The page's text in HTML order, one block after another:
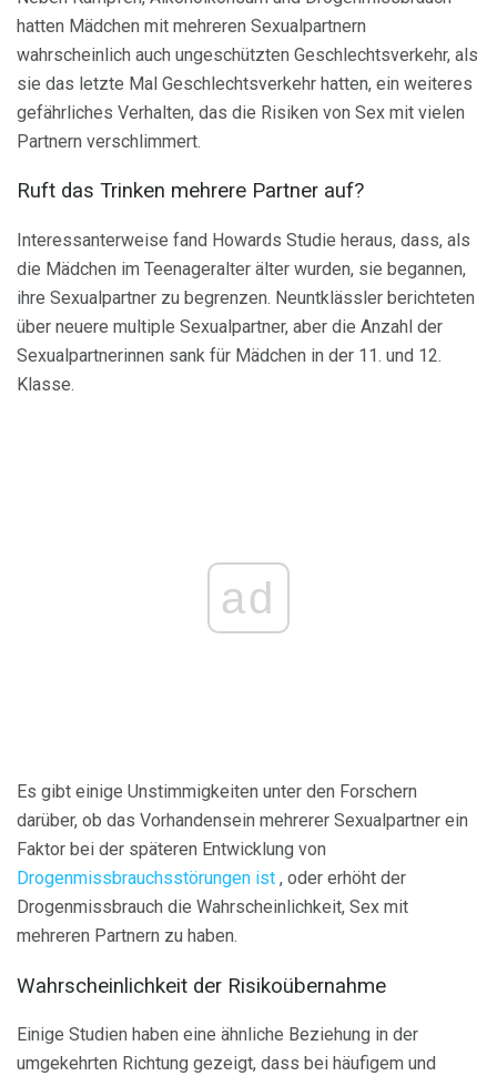
hatten Mädchen mit mehreren Sexualpartnern
wahrscheinlich auch ungeschützten Geschlechtsverkehr, als
sie das letzte Mal Geschlechtsverkehr hatten, ein weiteres
gefährliches Verhalten, das die Risiken von Sex mit vielen
Partnern verschlimmert.
Ruft das Trinken mehrere Partner auf?
Interessanterweise fand Howards Studie heraus, dass, als
die Mädchen im Teenageralter älter wurden, sie begannen,
ihre Sexualpartner zu begrenzen. Neuntklässler berichteten
über neuere multiple Sexualpartner, aber die Anzahl der
Sexualpartnerinnen sank für Mädchen in der 11. und 12.
Klasse.
ad
Es gibt einige Unstimmigkeiten unter den Forschern
darüber, ob das Vorhandensein mehrerer Sexualpartner ein
Faktor bei der späteren Entwicklung von
Drogenmissbrauchsstörungen ist , oder erhöht der
Drogenmissbrauch die Wahrscheinlichkeit, Sex mit
mehreren Partnern zu haben.
Wahrscheinlichkeit der Risikoübernahme
Einige Studien haben eine ähnliche Beziehung in der
umgekehrten Richtung gezeigt, dass bei häufigem und